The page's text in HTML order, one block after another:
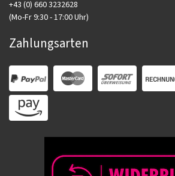
+43 (0) 660 3232628
(Mo-Fr 9:30 - 17:00 Uhr)
Zahlungsarten